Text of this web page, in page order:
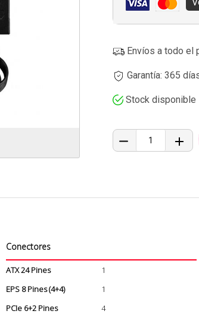
Envíos a todo el
Garantía: 365
Stock disponible
Conectores
ATX 24 Pines
1
EPS 8 Pines (4+4)
1
PCIe 6+2 Pines
4